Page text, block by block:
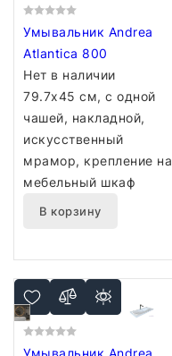
Умывальник Andrea
Atlantica 800
Нет в наличии
79.7x45 см, с одной
чашей, накладной,
искусственный
мрамор, крепление на
мебельный шкаф
В корзину
Умывальник Andrea